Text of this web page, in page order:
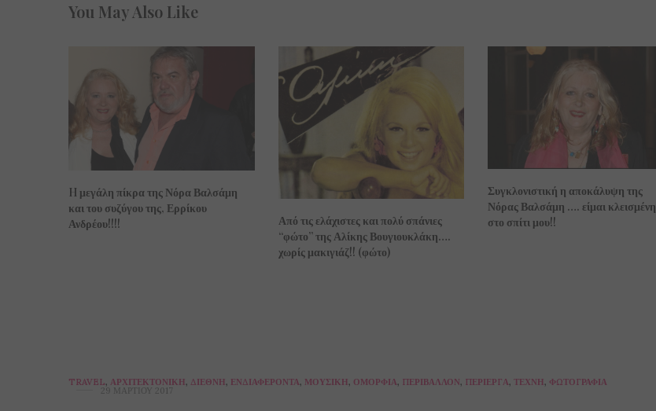
You May Also Like
H μεγάλη πίκρα της Νόρα Βαλσάμη
και του συζύγου της, Ερρίκου
Ανδρέου!!!!
Από τις ελάχιστες και πολύ σπάνιες
“φώτο” της Αλίκης Βουγιουκλάκη….
χωρίς μακιγιάζ!! (φώτο)
Συγκλονιστική η αποκάλυψη της
Νόρας Βαλσάμη …. είμαι κλεισμένη
στο σπίτι μου!!
TRAVEL, ΑΡΧΙΤΕΚΤΟΝΙΚΉ, ΔΙΕΘΝΉ, ΕΝΔΙΑΦΈΡΟΝΤΑ, ΜΟΥΣΙΚΉ, ΟΜΟΡΦΙΆ, ΠΕΡΙΒΆΛΛΟΝ, ΠΕΡΊΕΡΓΑ, ΤΈΧΝΗ, ΦΩΤΟΓΡΑΦΊΑ
29 ΜΑΡΤΊΟΥ 2017